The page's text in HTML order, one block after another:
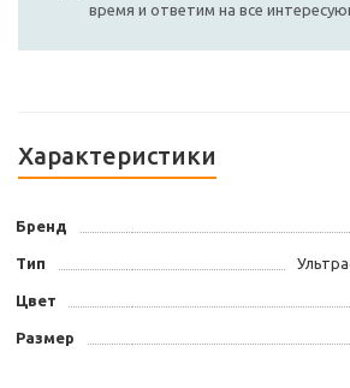
время и ответим на все
Характеристики
Бренд
Тип
Цвет
Размер